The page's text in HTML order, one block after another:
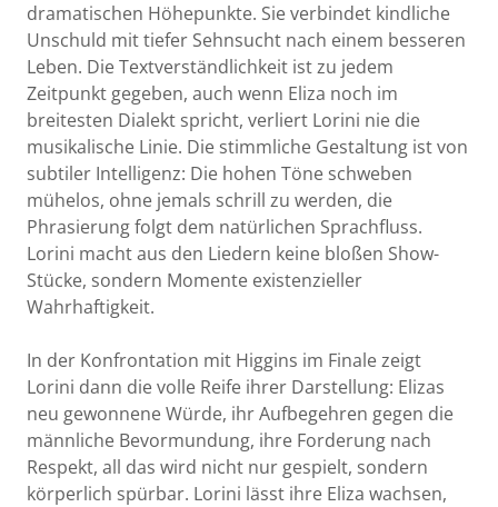
dramatischen Höhepunkte. Sie verbindet kindliche
Unschuld mit tiefer Sehnsucht nach einem besseren
Leben. Die Textverständlichkeit ist zu jedem
Zeitpunkt gegeben, auch wenn Eliza noch im
breitesten Dialekt spricht, verliert Lorini nie die
musikalische Linie. Die stimmliche Gestaltung ist von
subtiler Intelligenz: Die hohen Töne schweben
mühelos, ohne jemals schrill zu werden, die
Phrasierung folgt dem natürlichen Sprachfluss.
Lorini macht aus den Liedern keine bloßen Show-
Stücke, sondern Momente existenzieller
Wahrhaftigkeit.
In der Konfrontation mit Higgins im Finale zeigt
Lorini dann die volle Reife ihrer Darstellung: Elizas
neu gewonnene Würde, ihr Aufbegehren gegen die
männliche Bevormundung, ihre Forderung nach
Respekt, all das wird nicht nur gespielt, sondern
körperlich spürbar. Lorini lässt ihre Eliza wachsen,